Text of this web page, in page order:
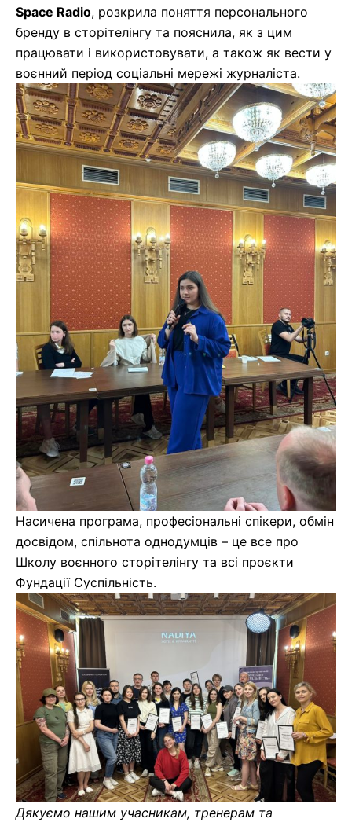
Space Radio, розкрила поняття персонального
бренду в сторітелінгу та пояснила, як з цим
працювати і використовувати, а також як вести у
воєнний період соціальні мережі журналіста.
Насичена програма, професіональні спікери, обмін
досвідом, спільнота однодумців – це все про
Школу воєнного сторітелінгу та всі проєкти
Фундації Суспільність.
Дякуємо нашим учасникам, тренерам та